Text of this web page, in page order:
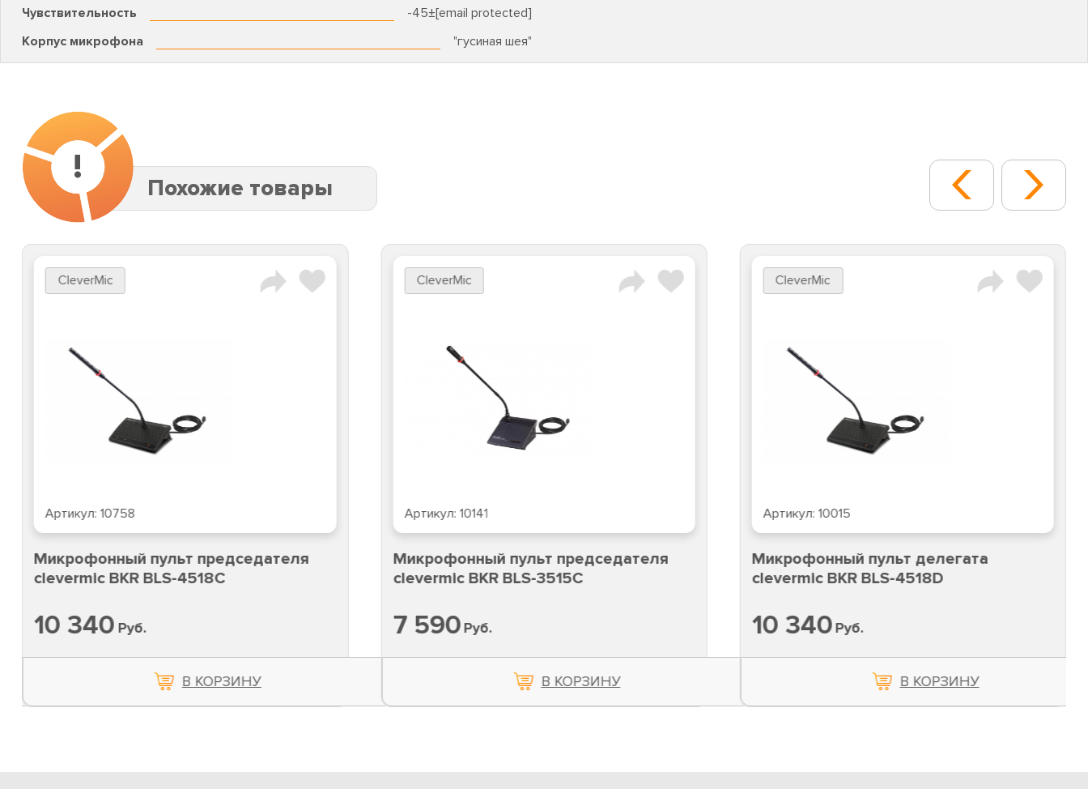
Чувствительность
-45±[email protected]
Корпус микрофона
"гусиная шея"
!
Похожие товары
CleverMic
Артикул: 10758
Микрофонный пульт председателя
clevermic BKR BLS-4518C
10 340 Руб.
В КОРЗИНУ
CleverMic
Артикул: 10141
Микрофонный пульт председателя
clevermic BKR BLS-3515C
7 590Руб.
В КОРЗИНУ
CleverMic
Артикул: 10015
Микрофонный пульт делегата
clevermic BKR BLS-4518D
10 340Руб.
В КОРЗИНУ